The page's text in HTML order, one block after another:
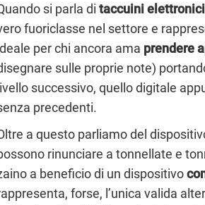
si parla di taccuini elettronici
fuoriclasse nel settore e
per chi ancora ama prendere
sulle proprie note)
livello successivo, quello digitale
precedenti.
a questo parliamo del
rinunciare a tonnellate e
a beneficio di un dispositivo
forse, l’unica valida